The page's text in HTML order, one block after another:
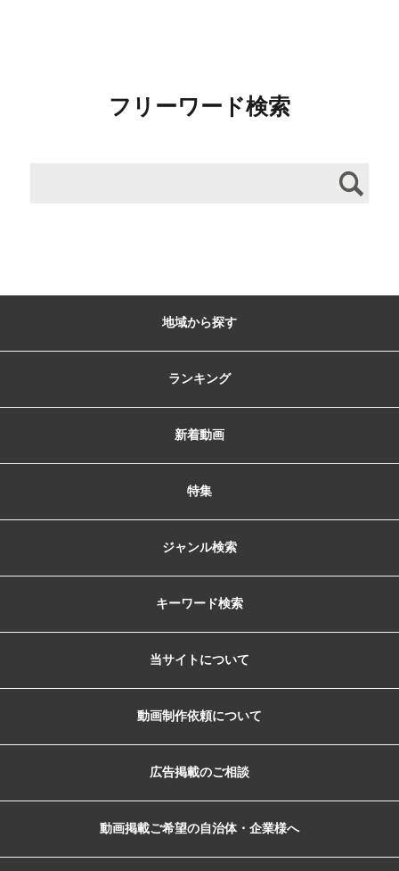
フリーワード検索
地域から探す
ランキング
新着動画
特集
ジャンル検索
キーワード検索
当サイトについて
動画制作依頼について
広告掲載のご相談
動画掲載ご希望の自治体・企業様へ